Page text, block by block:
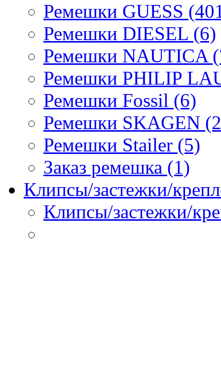
Ремешки GUESS
Ремешки DIESEL (6)
Ремешки NAUTICA
Ремешки PHILIP
Ремешки Fossil (6)
Ремешки SKAGEN
Ремешки Stailer (5)
Заказ ремешка (1)
Клипсы/застежки/
Клипсы/застежки/